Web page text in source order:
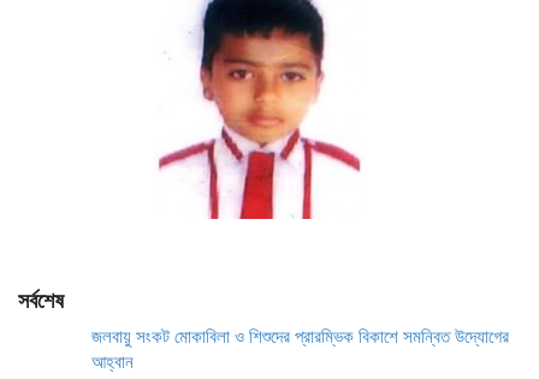
সর্বশেষ
জলবায়ু সংকট মোকাবিলা ও শিশুদের প্রারম্ভিক বিকাশে সমন্বিত উদ্যোগের
আহ্বান